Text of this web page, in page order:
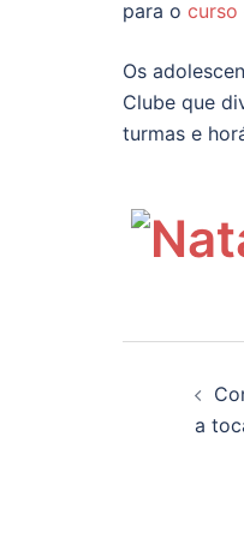
para o curso
Os
Clube que
turmas e
a